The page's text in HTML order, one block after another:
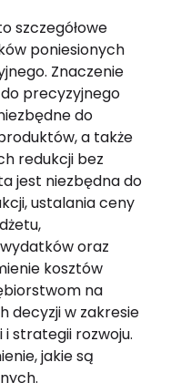
szczegółowe
poniesionych
Znaczenie
precyzyjnego
do
a także
redukcji bez
jest niezbędna do
ustalania ceny
oraz
kosztów
na
decyzji w zakresie
strategii rozwoju.
jakie są